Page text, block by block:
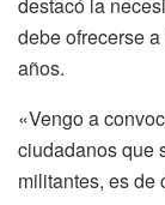
debe ofrecerse
años.
«Vengo a
ciudadanos que
militantes, es de